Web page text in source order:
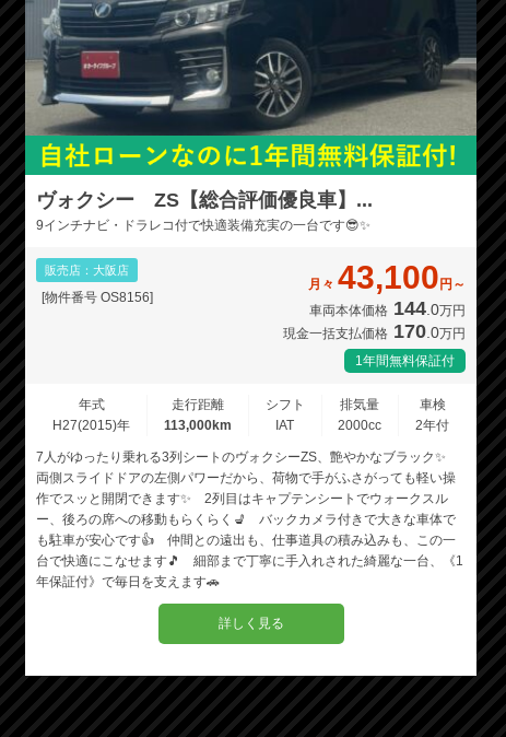
ヴォクシー ZS【総合評価優良車】...
9インチナビ・ドラレコ付で快適装備充実の一台です😎✨
販売店：大阪店
[物件番号 OS8156]
月々43,100 円～
車両本体価格 144.0万円
現金一括支払価格 170.0万円
1年間無料保証付
年式
H27(2015)年
走行距離
113,000km
シフト
IAT
排気量
2000cc
車検
2年付
7人がゆったり乗れる3列シートのヴォクシーZS、艶やかなブラック✨
両側スライドドアの左側パワーだから、荷物で手がふさがっても軽い操
作でスッと開閉できます✨ 2列目はキャプテンシートでウォークスル
ー、後ろの席への移動もらくらく💺 バックカメラ付きで大きな車体で
も駐車が安心です👍 仲間との遠出も、仕事道具の積み込みも、この一
台で快適にこなせます🎵 細部まで丁寧に手入れされた綺麗な一台、《1
年保証付》で毎日を支えます🚗
詳しく見る